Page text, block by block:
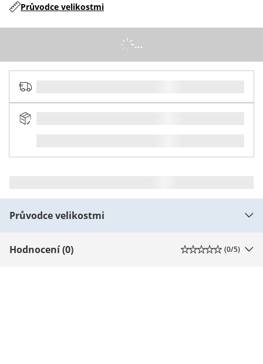
Průvodce velikostmi
...
Průvodce velikostmi
Hodnocení (0) (0/5)